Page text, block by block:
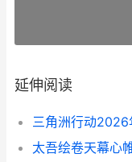
延伸阅读